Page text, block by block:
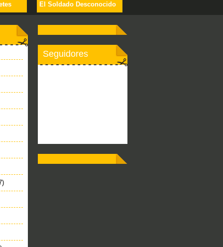
El Soldado Desconocido
Seguidores